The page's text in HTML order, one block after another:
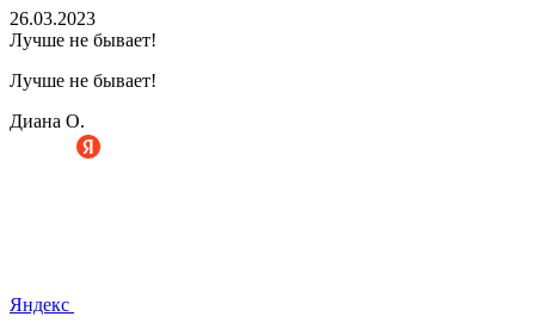
26.03.2023
Лучше не бывает!
Лучше не бывает!
Диана О.
Яндекс